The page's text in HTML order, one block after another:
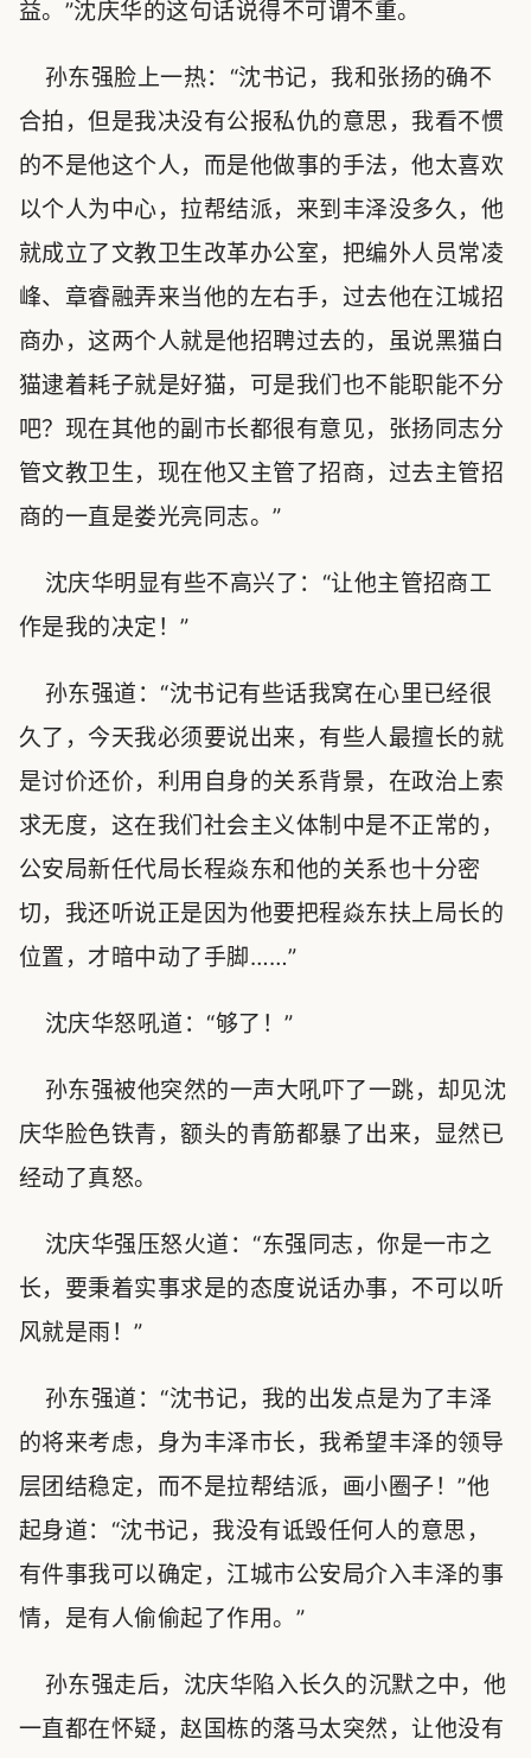
益。”沈庆华的这句话说得不可谓不重。
孙东强脸上一热：“沈书记，我和张扬的确不
合拍，但是我决没有公报私仇的意思，我看不惯
的不是他这个人，而是他做事的手法，他太喜欢
以个人为中心，拉帮结派，来到丰泽没多久，他
就成立了文教卫生改革办公室，把编外人员常凌
峰、章睿融弄来当他的左右手，过去他在江城招
商办，这两个人就是他招聘过去的，虽说黑猫白
猫逮着耗子就是好猫，可是我们也不能职能不分
吧？现在其他的副市长都很有意见，张扬同志分
管文教卫生，现在他又主管了招商，过去主管招
商的一直是娄光亮同志。”
沈庆华明显有些不高兴了：“让他主管招商工
作是我的决定！”
孙东强道：“沈书记有些话我窝在心里已经很
久了，今天我必须要说出来，有些人最擅长的就
是讨价还价，利用自身的关系背景，在政治上索
求无度，这在我们社会主义体制中是不正常的，
公安局新任代局长程焱东和他的关系也十分密
切，我还听说正是因为他要把程焱东扶上局长的
位置，才暗中动了手脚……”
沈庆华怒吼道：“够了！”
孙东强被他突然的一声大吼吓了一跳，却见沈
庆华脸色铁青，额头的青筋都暴了出来，显然已
经动了真怒。
沈庆华强压怒火道：“东强同志，你是一市之
长，要秉着实事求是的态度说话办事，不可以听
风就是雨！”
孙东强道：“沈书记，我的出发点是为了丰泽
的将来考虑，身为丰泽市长，我希望丰泽的领导
层团结稳定，而不是拉帮结派，画小圈子！”他
起身道：“沈书记，我没有诋毁任何人的意思，
有件事我可以确定，江城市公安局介入丰泽的事
情，是有人偷偷起了作用。”
孙东强走后，沈庆华陷入长久的沉默之中，他
一直都在怀疑，赵国栋的落马太突然，让他没有